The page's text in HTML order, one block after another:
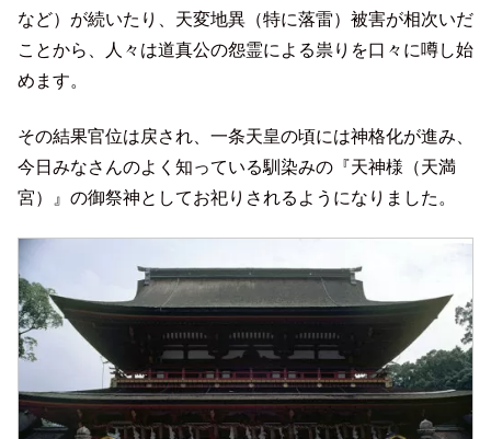
など）が続いたり、天変地異（特に落雷）被害が相次いだ
ことから、人々は道真公の怨霊による祟りを口々に噂し始
めます。
その結果官位は戻され、一条天皇の頃には神格化が進み、
今日みなさんのよく知っている馴染みの『天神様（天満
宮）』の御祭神としてお祀りされるようになりました。